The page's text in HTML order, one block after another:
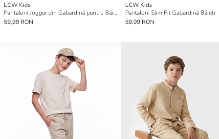
LCW Kids
Pantaloni Jogger din Gabardină pentru Băieți
59,99 RON
LCW Kids
Pantaloni Slim Fit Gabardină Băieți
59,99 RON